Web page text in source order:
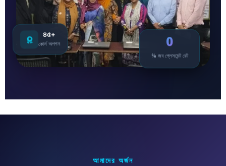
৪৫+
কোর্স অপশন 0
% জব প্লেসমেন্ট রেট
আমাদের অর্জন